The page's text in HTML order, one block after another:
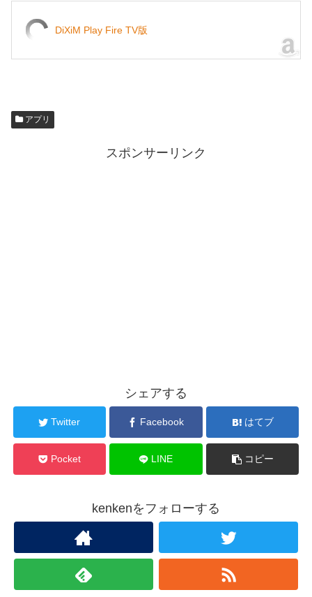
DiXiM Play Fire TV版
アプリ
スポンサーリンク
シェアする
Twitter Facebook はてブ
Pocket LINE コピー
kenkenをフォローする